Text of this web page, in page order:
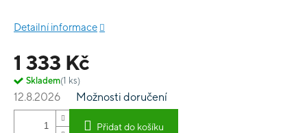
1 333 Kč
Skladem(1 ks)
12.8.2026 Možnosti doručení
Přidat do košíku
Detailní informace